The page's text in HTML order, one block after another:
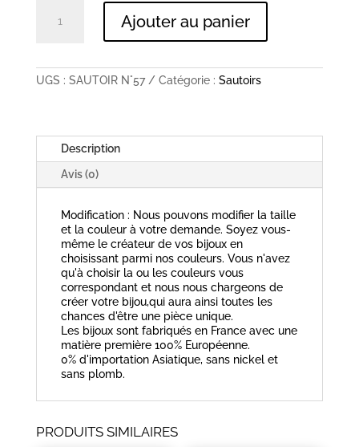
BURBERRY
MÉTAL
ARGENTÉ
-
PAMPILLE
Ajouter au panier
UGS : SAUTOIR N°57 Catégorie : Sautoirs
Description
Avis (0)
Modification : Nous pouvons modifier la taille
et la couleur à votre demande. Soyez vous-
même le créateur de vos bijoux en
choisissant parmi nos couleurs. Vous n'avez
qu'à choisir la ou les couleurs vous
correspondant et nous nous chargeons de
créer votre bijou,qui aura ainsi toutes les
chances d'être une pièce unique.
Les bijoux sont fabriqués en France avec une
matière première 100% Européenne.
0% d'importation Asiatique, sans nickel et
sans plomb.
PRODUITS SIMILAIRES